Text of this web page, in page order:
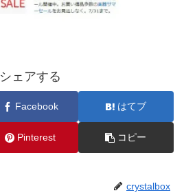
シェアする
Facebook はてブ
Pinterest コピー
crystalbox